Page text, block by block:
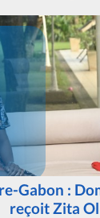
Gabon :
reçoit Zita